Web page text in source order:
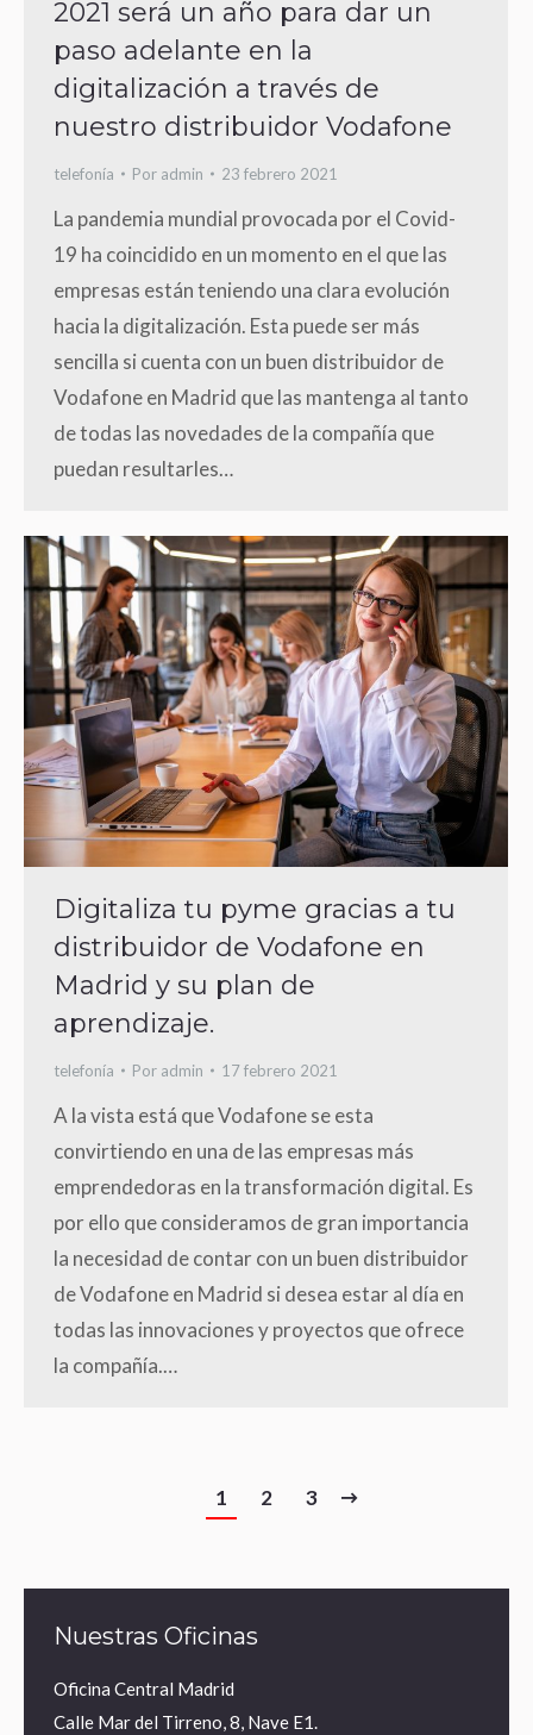
2021 será un año para dar un
paso adelante en la
digitalización a través de
nuestro distribuidor Vodafone
telefonía Por admin 23 febrero 2021
La pandemia mundial provocada por el Covid-
19 ha coincidido en un momento en el que las
empresas están teniendo una clara evolución
hacia la digitalización. Esta puede ser más
sencilla si cuenta con un buen distribuidor de
Vodafone en Madrid que las mantenga al tanto
de todas las novedades de la compañía que
puedan resultarles…
Digitaliza tu pyme gracias a tu
distribuidor de Vodafone en
Madrid y su plan de
aprendizaje.
telefonía Por admin 17 febrero 2021
A la vista está que Vodafone se esta
convirtiendo en una de las empresas más
emprendedoras en la transformación digital. Es
por ello que consideramos de gran importancia
la necesidad de contar con un buen distribuidor
de Vodafone en Madrid si desea estar al día en
todas las innovaciones y proyectos que ofrece
la compañía.…
1 2 3
Nuestras Oficinas
Oficina Central Madrid
Calle Mar del Tirreno, 8, Nave E1.